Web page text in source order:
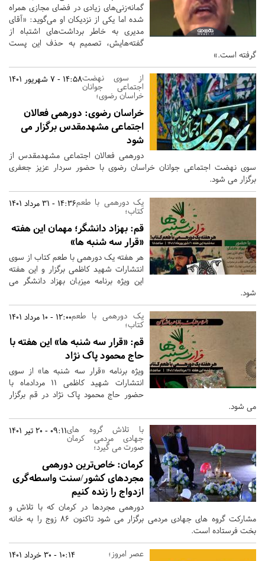
گمانه‌زنی‌های زیادی در فضای مجازی همراه
شده اما یکی از نزدیکان او می‌گوید: «آقای
مدیری به خاطر برداشت‌های اشتباه از
گفته‌هایش، تصمیم به حذف این پست
گرفته است.»
14:58 - 7 شهریور 1401از سوی نهضت
اجتماعی جوانان
خراسان رضوی؛
خراسان رضوی: دورهمی فعالان
اجتماعی مشهدمقدس برگزار می
شود
دورهمی فعالان اجتماعی مشهدمقدس از
سوی نهضت اجتماعی جوانان خراسان رضوی با حضور سردار عزیز جعفری
برگزار می شود.
14:36 - 31 مرداد 1401یک دورهمی با طعم
کتاب؛
قم: بهزاد دانشگر؛ مهمان این هفته
«قرار سه شنبه ها»
هر هفته یک دورهمی با طعم کتاب از سوی
انتشارات شهید کاظمی برگزار و این هفته
این ویژه برنامه میزبان بهزاد دانشگر می
شود.
12:00 - 10 مرداد 1401یک دورهمی با طعم
کتاب؛
قم: «قرار سه شنبه ها» این هفته با
حاج محمود پاک نژاد
ویژه برنامه «قرار سه شنبه ها» از سوی
انتشارات شهید کاظمی 11 مردادماه با
حضور حاج محمود پاک نژاد در قم برگزار
می شود.
09:11 - 20 تیر 1401با تلاش گروه های
جهادی مردمی کرمان
صورت می گیرد؛
کرمان: خاص‌ترین دورهمی
مجردهای کشور/سنت واسطه‌گری
ازدواج را زنده کنیم
دورهمی مجردها در کرمان که با تلاش و
مشارکت گروه های جهادی مردمی برگزار می شود تاکنون ۸۶ زوج را به خانه
بخت فرستاده است.
10:14 - 30 خرداد 1401 عصر امروز؛